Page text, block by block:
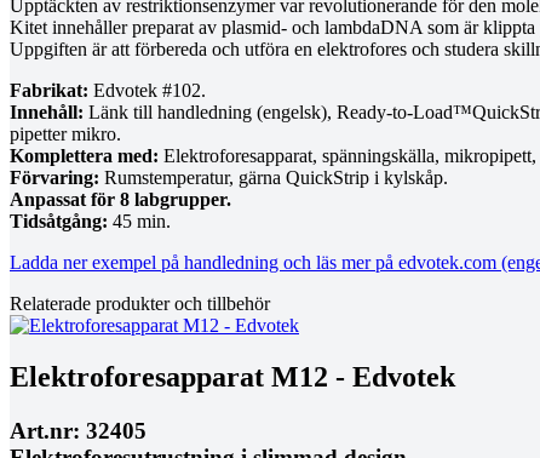
Upptäckten av restriktionsenzymer var revolutionerande för den
Kitet innehåller preparat av plasmid- och lambdaDNA som är
Uppgiften är att förbereda och utföra en elektrofores och studera
Fabrikat: Edvotek #102.
Innehåll: Länk till handledning (engelsk), Ready-to-
pipetter mikro.
Komplettera med: Elektroforesapparat, spänningskälla,
Förvaring: Rumstemperatur, gärna QuickStrip i kylskåp.
Anpassat för 8 labgrupper.
Tidsåtgång: 45 min.
Ladda ner exempel på handledning och läs mer på edvotek.com
Relaterade produkter och tillbehör
Elektroforesapparat M12 - Edvotek
Art.nr: 32405